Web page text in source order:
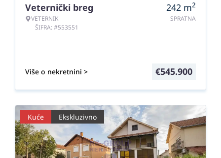
Veternički breg
VETERNIK
ŠIFRA: #553551
242 m2
SPRATNA
Više o nekretnini > €545.900
Kuće Ekskluzivno